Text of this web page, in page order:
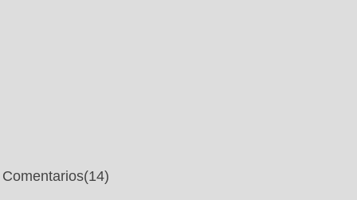
Comentarios(14)